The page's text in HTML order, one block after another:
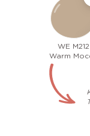
WE M212
Warm